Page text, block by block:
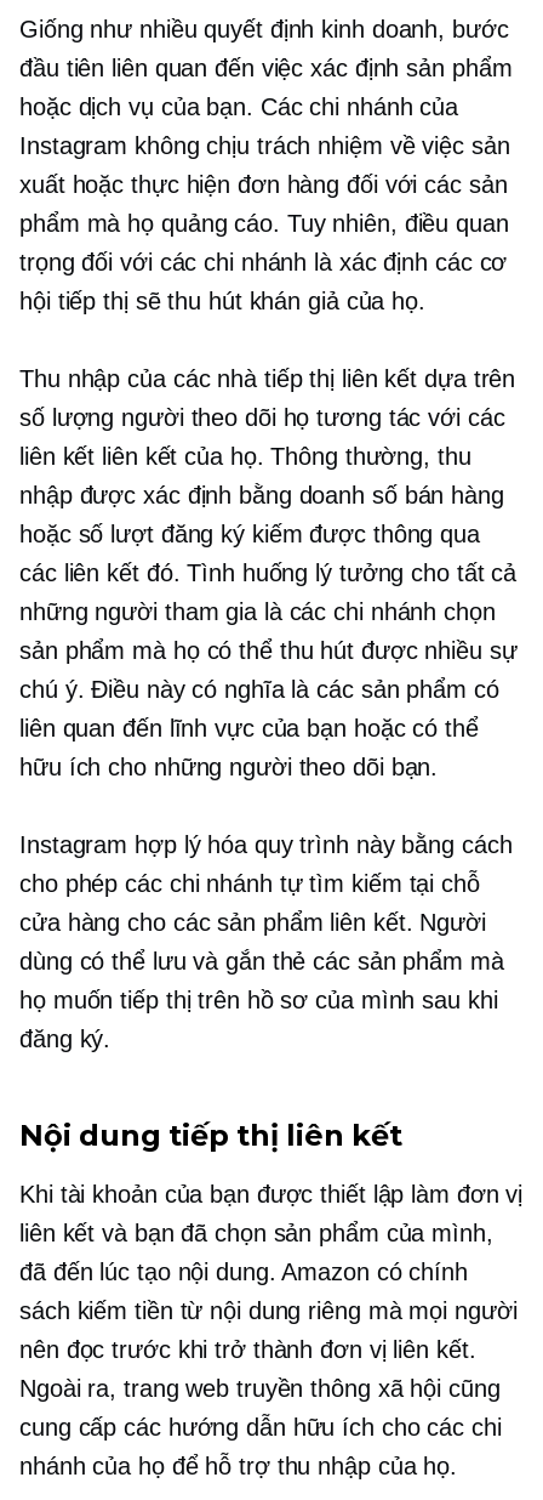
Giống như nhiều quyết định kinh doanh, bước
đầu tiên liên quan đến việc xác định sản phẩm
hoặc dịch vụ của bạn. Các chi nhánh của
Instagram không chịu trách nhiệm về việc sản
xuất hoặc thực hiện đơn hàng đối với các sản
phẩm mà họ quảng cáo. Tuy nhiên, điều quan
trọng đối với các chi nhánh là xác định các cơ
hội tiếp thị sẽ thu hút khán giả của họ.
Thu nhập của các nhà tiếp thị liên kết dựa trên
số lượng người theo dõi họ tương tác với các
liên kết liên kết của họ. Thông thường, thu
nhập được xác định bằng doanh số bán hàng
hoặc số lượt đăng ký kiếm được thông qua
các liên kết đó. Tình huống lý tưởng cho tất cả
những người tham gia là các chi nhánh chọn
sản phẩm mà họ có thể thu hút được nhiều sự
chú ý. Điều này có nghĩa là các sản phẩm có
liên quan đến lĩnh vực của bạn hoặc có thể
hữu ích cho những người theo dõi bạn.
Instagram hợp lý hóa quy trình này bằng cách
cho phép các chi nhánh tự tìm kiếm tại chỗ
cửa hàng cho các sản phẩm liên kết. Người
dùng có thể lưu và gắn thẻ các sản phẩm mà
họ muốn tiếp thị trên hồ sơ của mình sau khi
đăng ký.
Nội dung tiếp thị liên kết
Khi tài khoản của bạn được thiết lập làm đơn vị
liên kết và bạn đã chọn sản phẩm của mình,
đã đến lúc tạo nội dung. Amazon có chính
sách kiếm tiền từ nội dung riêng mà mọi người
nên đọc trước khi trở thành đơn vị liên kết.
Ngoài ra, trang web truyền thông xã hội cũng
cung cấp các hướng dẫn hữu ích cho các chi
nhánh của họ để hỗ trợ thu nhập của họ.